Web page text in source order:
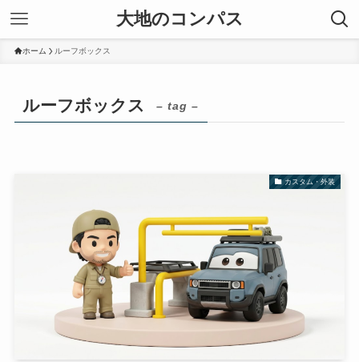
大地のコンパス
ホーム ルーフボックス
ルーフボックス – tag –
カスタム・外装